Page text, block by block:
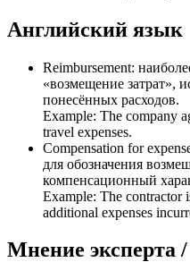
Английский язык
Reimbursement:
«возмещение затрат»,
понесённых расходов.
Example: The company
travel expenses.
Compensation for
для обозначения
компенсационный
Example: The contractor
additional expenses
Мнение эксперта